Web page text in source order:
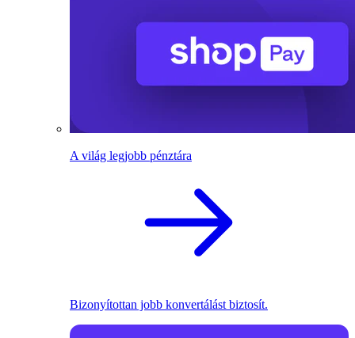
A világ legjobb pénztára
Bizonyítottan jobb konvertálást biztosít.